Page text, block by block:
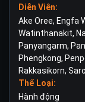
Diễn Viên:
Ake Oree, Engfa
Watinthanakit,
Panyangarm,
Phengkong,
Rakkasikorn,
Thể Loại:
Hành động